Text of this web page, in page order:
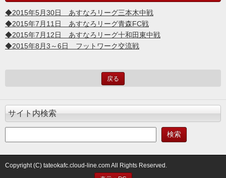
◆2015年5月30日 あすなろリーグ三本木中戦
◆2015年7月11日 あすなろリーグ青森FC戦
◆2015年7月12日 あすなろリーグ十和田東中戦
◆2015年8月3～6日 フットワーク交流戦
戻る
サイト内検索
Copyright (C) tateokafc.cloud-line.com All Rights Reserved.